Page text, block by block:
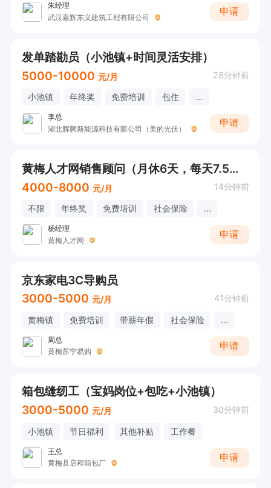
朱经理
武汉嘉辉东义建筑工程有限公司
申请
发单踏勘员（小池镇+时间灵活安排）
5000-10000 元/月 28分钟前
小池镇 年终奖 免费培训 包住 ...
李总
湖北辉腾新能源科技有限公司（美的光伏）
申请
黄梅人才网销售顾问（月休6天，每天7.5小时）
4000-8000 元/月 14分钟前
不限 年终奖 免费培训 社会保险 ...
杨经理
黄梅人才网
申请
京东家电3C导购员
3000-5000 元/月 41分钟前
黄梅镇 免费培训 带薪年假 社会保险 ...
周总
黄梅苏宁易购
申请
箱包缝纫工（宝妈岗位+包吃+小池镇）
3000-5000 元/月 30分钟前
小池镇 节日福利 其他补贴 工作餐
王总
黄梅县启程箱包厂
申请